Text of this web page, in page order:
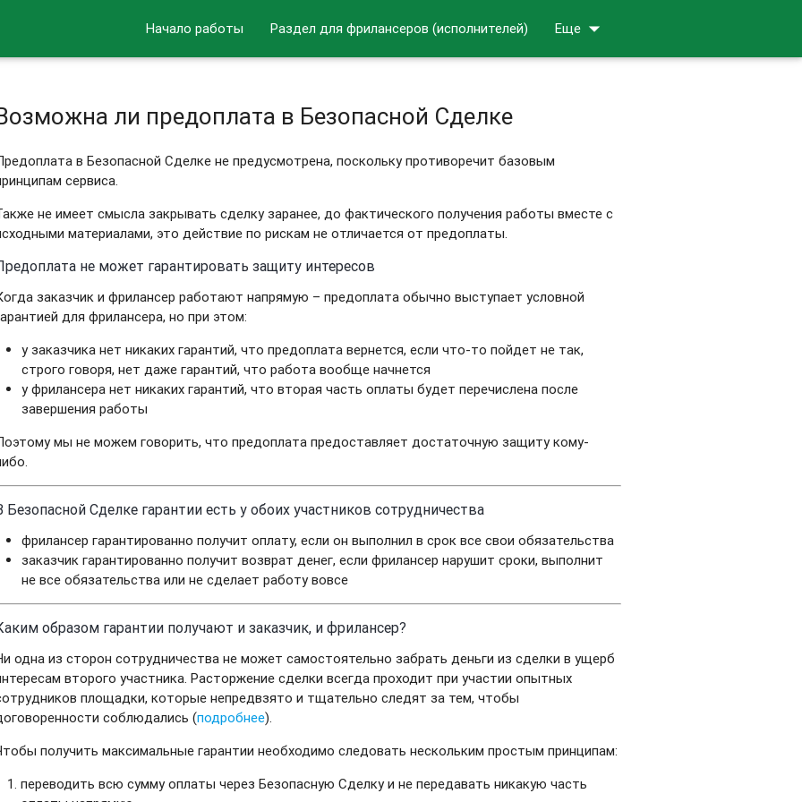
Начало работы Раздел для фрилансеров (исполнителей) Еще arrow_drop_down
ли предоплата в Безопасной Сделке
в Безопасной Сделке не предусмотрена, поскольку противоречит базовым
сервиса.
не имеет смысла закрывать сделку заранее, до фактического получения работы вместе с
материалами, это действие по рискам не отличается от предоплаты.
не может гарантировать защиту интересов
заказчик и фрилансер работают напрямую – предоплата обычно выступает условной
для фрилансера, но при этом:
у заказчика нет никаких гарантий, что предоплата вернется, если что-то пойдет не так,
строго говоря, нет даже гарантий, что работа вообще начнется
у фрилансера нет никаких гарантий, что вторая часть оплаты будет перечислена после
завершения работы
мы не можем говорить, что предоплата предоставляет достаточную защиту кому-
Безопасной Сделке гарантии есть у обоих участников сотрудничества
фрилансер гарантированно получит оплату, если он выполнил в срок все свои обязательства
заказчик гарантированно получит возврат денег, если фрилансер нарушит сроки, выполнит
не все обязательства или не сделает работу вовсе
образом гарантии получают и заказчик, и фрилансер?
одна из сторон сотрудничества не может самостоятельно забрать деньги из сделки в ущерб
второго участника. Расторжение сделки всегда проходит при участии опытных
площадки, которые непредвзято и тщательно следят за тем, чтобы
соблюдались (подробнее).
получить максимальные гарантии необходимо следовать нескольким простым принципам:
переводить всю сумму оплаты через Безопасную Сделку и не передавать никакую часть